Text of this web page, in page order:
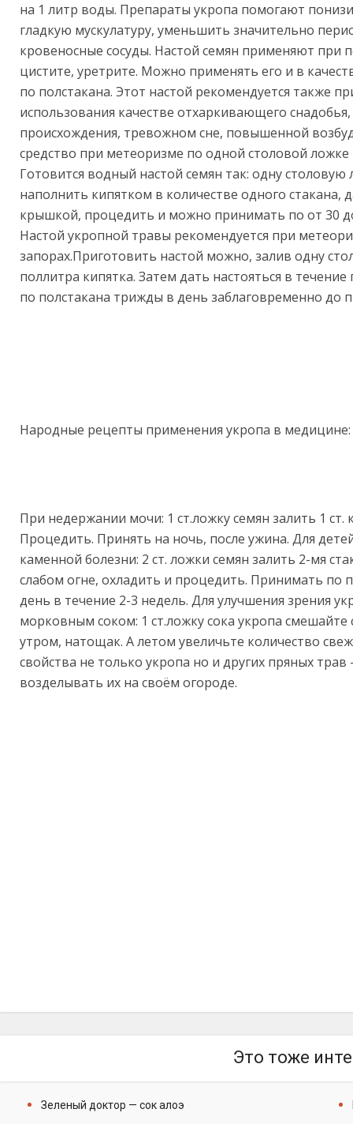
на 1 литр воды. Препараты укропа помогают
гладкую мускулатуру, уменьшить значительно
кровеносные сосуды. Настой семян применяют при
цистите, уретрите. Можно применять его и в
по полстакана. Этот настой рекомендуется также
использования качестве отхаркивающего
происхождения, тревожном сне, повышенной
средство при метеоризме по одной столовой
Готовится водный настой семян так: одну
наполнить кипятком в количестве одного стакана,
крышкой, процедить и можно принимать по от 30
Настой укропной травы рекомендуется при
запорах.Приготовить настой можно, залив одну
поллитра кипятка. Затем дать настояться в
по полстакана трижды в день заблаговременно до
Народные рецепты применения укропа в медицине:
При недержании мочи: 1 ст.ложку семян залить 1 ст.
Процедить. Принять на ночь, после ужина. Для
каменной болезни: 2 ст. ложки семян залить 2-мя
слабом огне, охладить и процедить. Принимать по
день в течение 2-3 недель. Для улучшения зрения
морковным соком: 1 ст.ложку сока укропа
утром, натощак. А летом увеличьте количество
свойства не только укропа но и других пряных
возделывать их на своём огороде.
Это тоже
Зеленый доктор — сок алоэ